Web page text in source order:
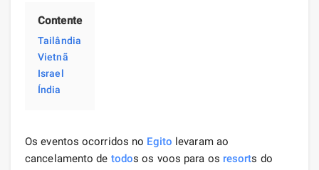
Contente
Tailândia
Vietnã
Israel
Índia
Os eventos ocorridos no Egito levaram ao
cancelamento de todos os voos para os resorts do